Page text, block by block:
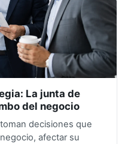
La junta de
del negocio
decisiones que
afectar su